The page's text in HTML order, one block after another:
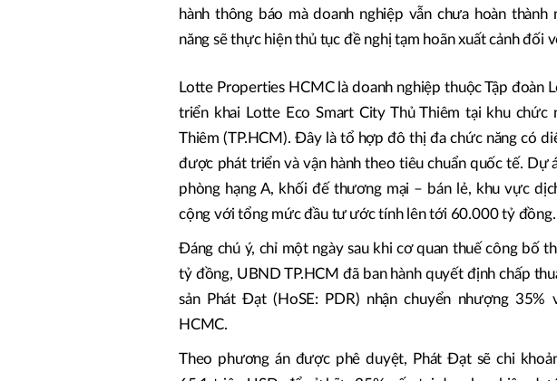
hành thông báo mà doanh nghiệp vẫn chưa hoàn
năng sẽ thực hiện thủ tục đề nghị tạm hoãn xuất cảnh đối
Lotte Properties HCMC là doanh nghiệp thuộc Tập đoàn
triển khai Lotte Eco Smart City Thủ Thiêm tại khu
Thiêm (TP.HCM). Đây là tổ hợp đô thị đa chức năng có
được phát triển và vận hành theo tiêu chuẩn quốc tế. Dự
phòng hạng A, khối đế thương mại – bán lẻ, khu vực
cộng với tổng mức đầu tư ước tính lên tới 60.000 tỷ đồng.
Đáng chú ý, chỉ một ngày sau khi cơ quan thuế công bố
tỷ đồng, UBND TP.HCM đã ban hành quyết định chấp
sản Phát Đạt (HoSE: PDR) nhận chuyển nhượng
HCMC.
Theo phương án được phê duyệt, Phát Đạt sẽ chi